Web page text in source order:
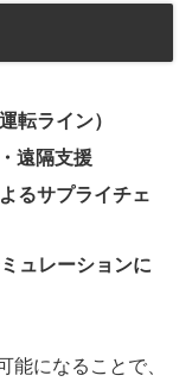
転ライン）
遠隔支援
るサプライチェ
ュレーションに
能になることで、